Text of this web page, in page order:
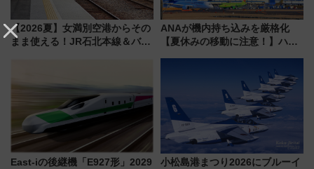
【2026夏】女満別空港からその
まま使える！JR石北本線＆バス
（8/3発売）
ANAが機内持ち込みを厳格化
【夏休みの移動に注意！】ハン
(40×30×20cm)おさらい
East-iの後継機「E927形」2029
小松島港まつり2026にブルーイ